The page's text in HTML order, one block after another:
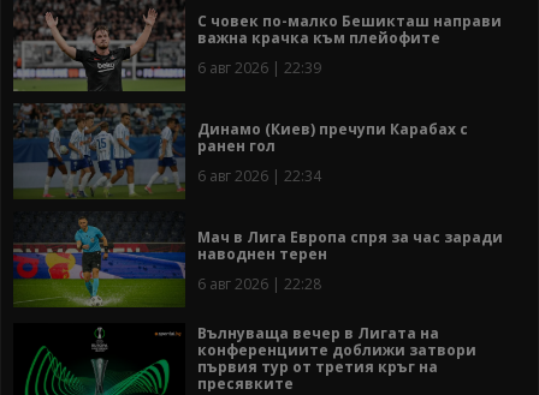
С човек по-малко Бешикташ направи
важна крачка към плейофите
6 авг 2026 | 22:39
Динамо (Киев) пречупи Карабах с
ранен гол
6 авг 2026 | 22:34
Мач в Лига Европа спря за час заради
наводнен терен
6 авг 2026 | 22:28
Вълнуваща вечер в Лигата на
конференциите доближи затвори
първия тур от третия кръг на
пресявките